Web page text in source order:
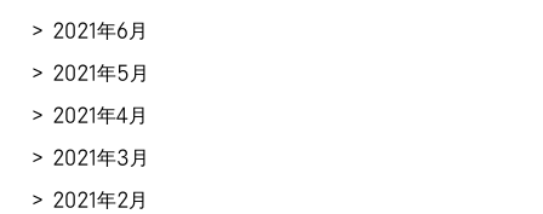
2021年6月
2021年5月
2021年4月
2021年3月
2021年2月